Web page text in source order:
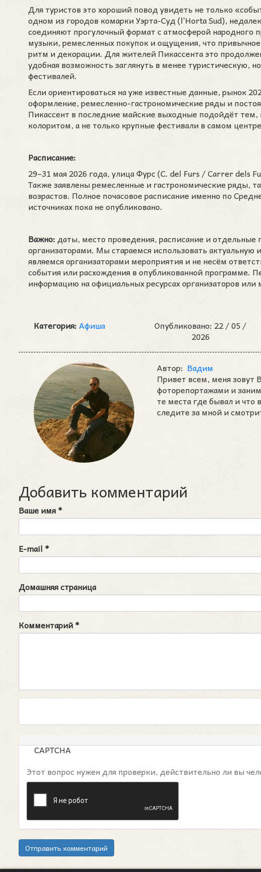
Для туристов это хороший повод увидеть не только
одном из городов комарки Уэрта-Суд (l’Horta Sud),
соединяют прогулочный формат с атмосферой
музыки, ремесленных покупок и ощущения, что
ритм и декорации. Для жителей Пикассента это
удобная возможность заглянуть в менее туристическую,
фестивалей.
Если ориентироваться на уже известные данные, рынок
оформление, ремесленно-гастрономические ряды и
Пикассент в последние майские выходные подойдёт
колоритом, а не только крупные фестивали в самом
Расписание:
29–31 мая 2026 года, улица Фурс (C. del Furs / Carrer dels
Также заявлены ремесленные и гастрономические ряды,
возрастов. Полное почасовое расписание именно по
источниках пока не опубликовано.
Важно:даты, место проведения, расписание и
организаторами. Мы стараемся использовать
являемся организаторами мероприятия и не несём
события или расхождения в опубликованной программе.
информацию на официальных ресурсах организаторов или
Категория:Афиша Опубликовано: 22 /05 /
2026
Автор: Вадим
Привет всем, меня зовут
фоторепортажами и
те места где бывал и
следите за мной и
Добавить комментарий
Ваше имя*
E-mail *
Домашняя страница
Комментарий*
CAPTCHA
Этот вопрос нужен для проверки, действительно ли вы
Отправить комментарий